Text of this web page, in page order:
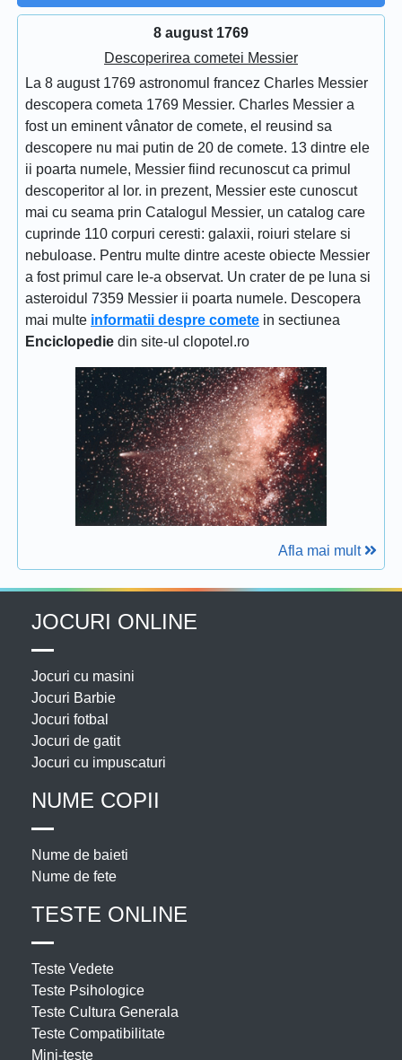
8 august 1769
Descoperirea cometei Messier
La 8 august 1769 astronomul francez Charles Messier
descopera cometa 1769 Messier. Charles Messier a
fost un eminent vânator de comete, el reusind sa
descopere nu mai putin de 20 de comete. 13 dintre ele
ii poarta numele, Messier fiind recunoscut ca primul
descoperitor al lor. in prezent, Messier este cunoscut
mai cu seama prin Catalogul Messier, un catalog care
cuprinde 110 corpuri ceresti: galaxii, roiuri stelare si
nebuloase. Pentru multe dintre aceste obiecte Messier
a fost primul care le-a observat. Un crater de pe luna si
asteroidul 7359 Messier ii poarta numele. Descopera
mai multe informatii despre comete in sectiunea
Enciclopedie din site-ul clopotel.ro
Afla mai mult
JOCURI ONLINE
Jocuri cu masini
Jocuri Barbie
Jocuri fotbal
Jocuri de gatit
Jocuri cu impuscaturi
NUME COPII
Nume de baieti
Nume de fete
TESTE ONLINE
Teste Vedete
Teste Psihologice
Teste Cultura Generala
Teste Compatibilitate
Mini-teste